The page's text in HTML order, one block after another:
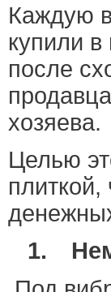
Каждую
купили
после
хозяева.
Целью
1.